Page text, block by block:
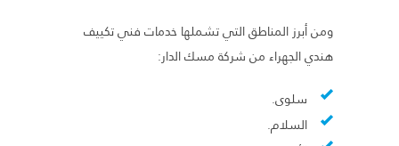
ومن أبرز المناطق التي تشملها خدمات فني تكييف
هندي الجهراء من شركة مسك الدار:
سلوى.
السلام.